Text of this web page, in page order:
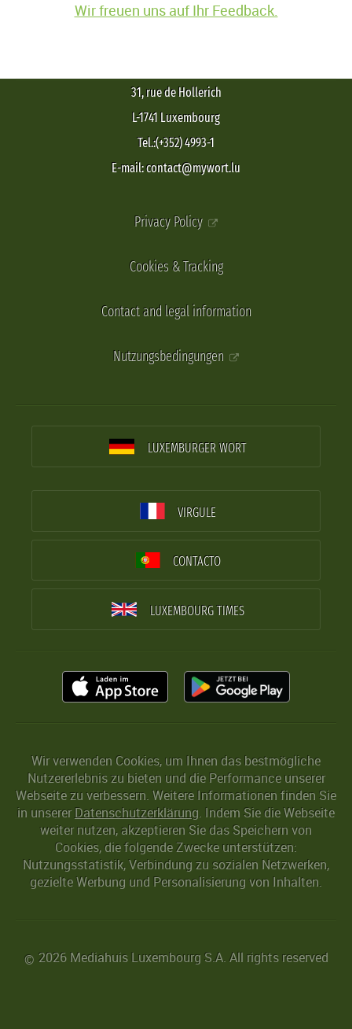
Wir freuen uns auf Ihr Feedback.
31, rue de Hollerich
L-1741 Luxembourg
Tel.:(+352) 4993-1
E-mail: contact@mywort.lu
Privacy Policy
Cookies & Tracking
Contact and legal information
Nutzungsbedingungen
LUXEMBURGER WORT
VIRGULE
CONTACTO
LUXEMBOURG TIMES
Wir verwenden Cookies, um Ihnen das bestmögliche
Nutzererlebnis zu bieten und die Performance unserer
Webseite zu verbessern. Weitere Informationen finden Sie
in unserer Datenschutzerklärung. Indem Sie die Webseite
weiter nutzen, akzeptieren Sie das Speichern von
Cookies, die folgende Zwecke unterstützen:
Nutzungsstatistik, Verbindung zu sozialen Netzwerken,
gezielte Werbung und Personalisierung von Inhalten.
© 2026 Mediahuis Luxembourg S.A. All rights reserved